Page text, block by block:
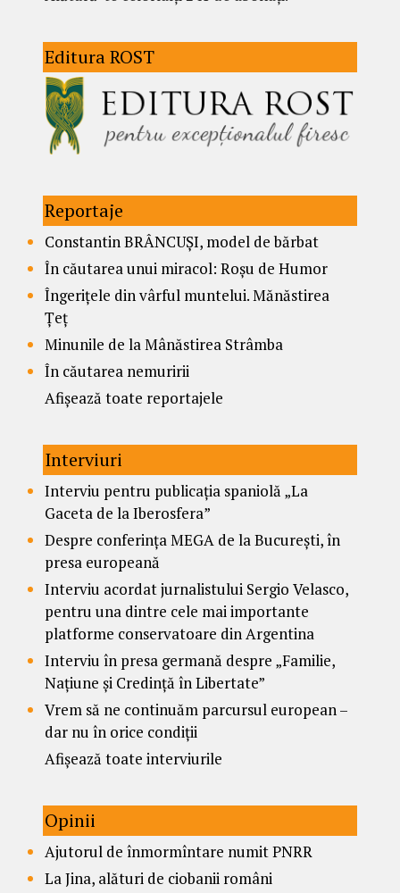
Editura ROST
Reportaje
Constantin BRÂNCUȘI, model de bărbat
În căutarea unui miracol: Roșu de Humor
Îngerițele din vârful muntelui. Mănăstirea
Țeț
Minunile de la Mânăstirea Strâmba
În căutarea nemuririi
Afișează toate reportajele
Interviuri
Interviu pentru publicația spaniolă „La
Gaceta de la Iberosfera”
Despre conferința MEGA de la București, în
presa europeană
Interviu acordat jurnalistului Sergio Velasco,
pentru una dintre cele mai importante
platforme conservatoare din Argentina
Interviu în presa germană despre „Familie,
Națiune și Credință în Libertate”
Vrem să ne continuăm parcursul european –
dar nu în orice condiții
Afișează toate interviurile
Opinii
Ajutorul de înmormîntare numit PNRR
La Jina, alături de ciobanii români